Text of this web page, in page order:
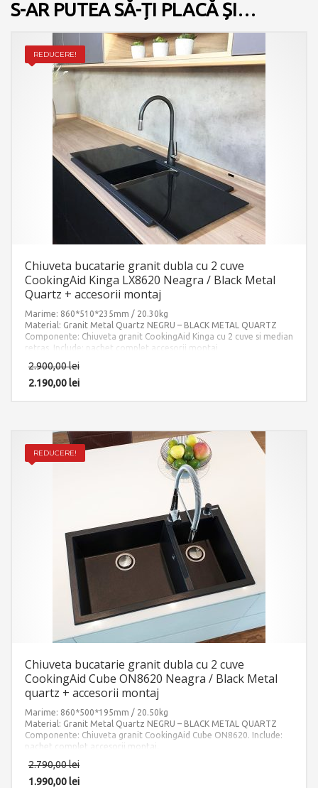
S-AR PUTEA SĂ-ȚI PLACĂ ȘI…
REDUCERE!
Chiuveta bucatarie granit dubla cu 2 cuve
CookingAid Kinga LX8620 Neagra / Black Metal
Quartz + accesorii montaj
Marime: 860*510*235mm / 20.30kg
Material: Granit Metal Quartz NEGRU – BLACK METAL QUARTZ
Componente: Chiuveta granit CookingAid Kinga cu 2 cuve si median
retras. Include: pachet complet accesorii montaj.
2.900,00lei
2.190,00lei
REDUCERE!
Chiuveta bucatarie granit dubla cu 2 cuve
CookingAid Cube ON8620 Neagra / Black Metal
quartz + accesorii montaj
Marime: 860*500*195mm / 20.50kg
Material: Granit Metal Quartz NEGRU – BLACK METAL QUARTZ
Componente: Chiuveta granit CookingAid Cube ON8620. Include:
pachet complet accesorii montaj.
2.790,00lei
1.990,00lei